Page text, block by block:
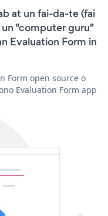
at un fai-da-te (fai
"computer guru"
Evaluation Form in
Form open source o
Evaluation Form app